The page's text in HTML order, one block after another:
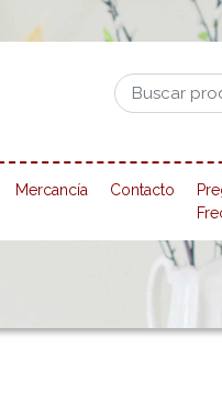
Mercancía Contacto